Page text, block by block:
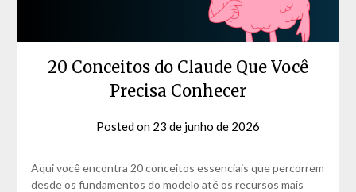
20 Conceitos do Claude Que Você
Precisa Conhecer
Posted on 23 de junho de 2026
Matos
Aqui você encontra 20 conceitos essenciais que percorrem
desde os fundamentos do modelo até os recursos mais